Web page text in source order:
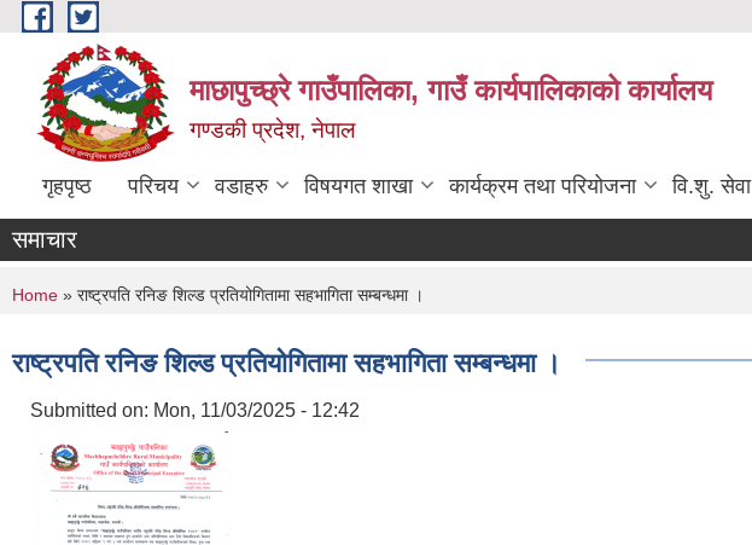
Skip to main content
माछापुच्छ्रे गाउँपालिका, गाउँ कार्यपालिकाको कार्यालय
गण्डकी प्रदेश, नेपाल
गृहपृष्ठ परिचय वडाहरु विषयगत शाखा कार्यक्रम तथा परियोजना वि.शु. सेवा
समाचार
You are here
Home » राष्ट्रपति रनिङ शिल्ड प्रतियोगितामा सहभागिता सम्बन्धमा ।
राष्ट्रपति रनिङ शिल्ड प्रतियोगितामा सहभागिता सम्बन्धमा ।
Submitted on: Mon, 11/03/2025 - 12:42